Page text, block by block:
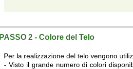
PASSO 2 - Colore del Telo
Per la realizzazione del telo vengono
- Visto il grande numero di colori